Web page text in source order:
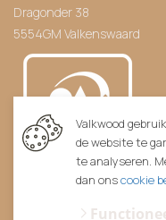
Dragonder 38
5554GM Valkenswaard
Valkwood
de website te
te analyseren.
dan onscookie